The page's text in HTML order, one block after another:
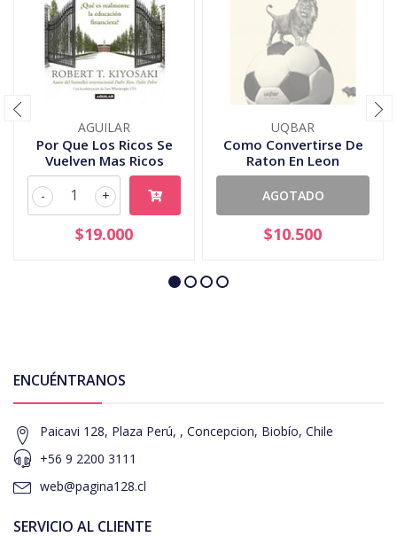
AGUILAR
Por Que Los Ricos Se
Vuelven Mas Ricos
+
-
$19.000
UQBAR
Como Convertirse De
Raton En Leon
AGOTADO
$10.500
ENCUÉNTRANOS
Paicavi 128, Plaza Perú, , Concepcion, Biobío, Chile
+56 9 2200 3111
web@pagina128.cl
SERVICIO AL CLIENTE